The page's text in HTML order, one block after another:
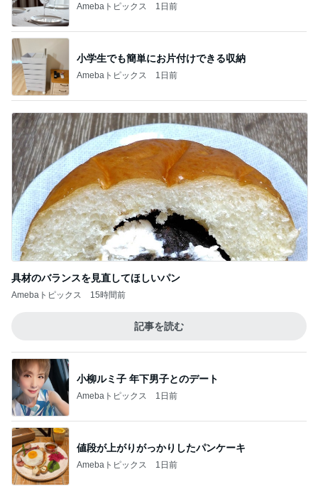
Amebaトピックス 1日前
小学生でも簡単にお片付けできる収納
Amebaトピックス 1日前
具材のバランスを見直してほしいパン
Amebaトピックス 15時間前
記事を読む
小柳ルミ子 年下男子とのデート
Amebaトピックス 1日前
値段が上がりがっかりしたパンケーキ
Amebaトピックス 1日前